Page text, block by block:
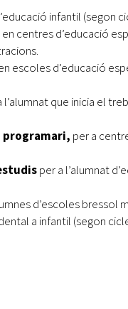
infantil (segon
centres d’educació
escoles d’educació
l’alumnat que inicia el
programari, per a
per a l’alumnat
d’escoles bressol
a infantil (segon